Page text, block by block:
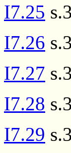
I7.25
I7.26
I7.27
I7.28
I7.29